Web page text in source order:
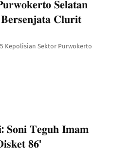
𝐒𝐞𝐥𝐚𝐭𝐚𝐧
𝐂𝐥𝐮𝐫𝐢𝐭
Kepolisian Sektor Purwokerto
𝐒𝐨𝐧𝐢 𝐓𝐞𝐠𝐮𝐡 𝐈𝐦𝐚𝐦
𝟖𝟔'